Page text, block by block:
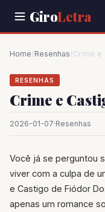
GiroLetra
Home/Resenhas/Crime e
RESENHAS
Crime e
2026-01-07·Resenhas
Você já se perguntou
viver com a culpa de
e Castigo de Fiódor
apenas um romance